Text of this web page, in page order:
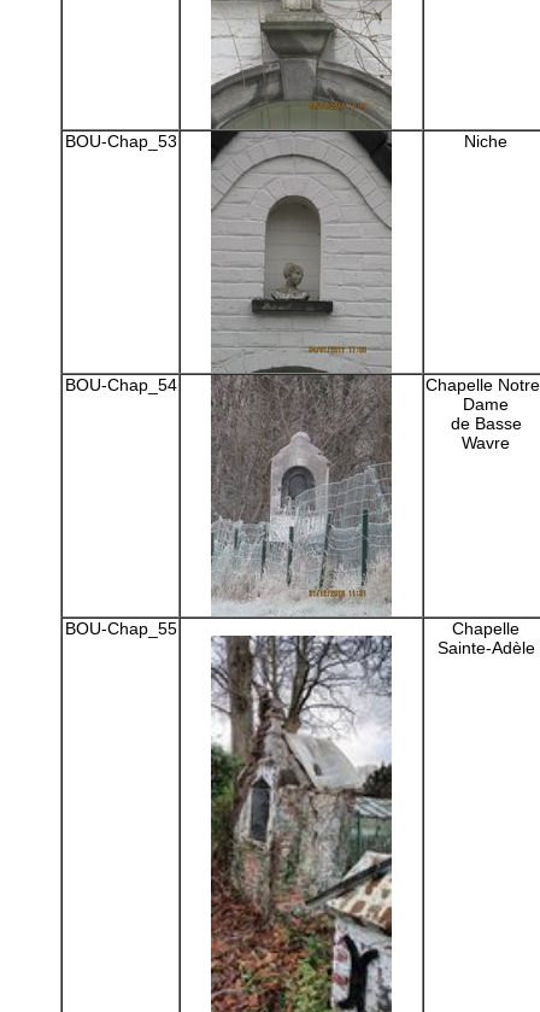
BOU-Chap_53 Niche
BOU-Chap_54
Chapelle
Dame
de Basse
Wavre
BOU-Chap_55
Chapelle
Sainte-Adèle